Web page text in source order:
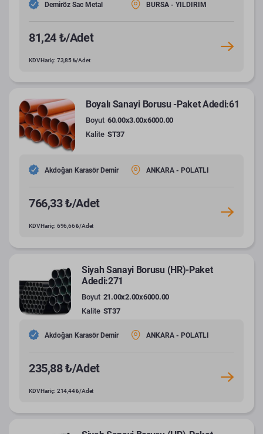
Demiröz Sac Metal BURSA - YILDIRIM
81,24 ₺/Adet
KDV Hariç: 73,85 ₺/Adet
Boyalı Sanayi Borusu -Paket Adedi:61
Boyut 60.00x3.00x6000.00
Kalite ST37
Akdoğan Karasör Demir ANKARA - POLATLI
766,33 ₺/Adet
KDV Hariç: 696,66 ₺/Adet
Siyah Sanayi Borusu (HR)-Paket
Adedi:271
Boyut 21.00x2.00x6000.00
Kalite ST37
Akdoğan Karasör Demir ANKARA - POLATLI
235,88 ₺/Adet
KDV Hariç: 214,44 ₺/Adet